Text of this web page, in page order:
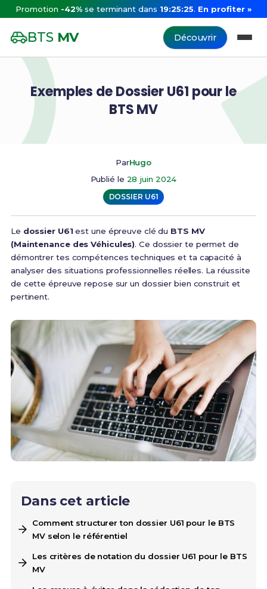
Promotion -42% se terminant dans 19:25:25. En profiter »
BTS MV Découvrir
Exemples de Dossier U61 pour le
BTS MV
ParHugo
Publié le 28 juin 2024
DOSSIER U61
Le dossier U61est une épreuve clé du BTS MV
(Maintenance des Véhicules). Ce dossier te permet de
démontrer tes compétences techniques et ta capacité à
analyser des situations professionnelles réelles. La réussite
de cette épreuve repose sur un dossier bien construit et
pertinent.
Dans cet article
Comment structurer ton dossier U61 pour le BTS
MV selon le référentiel
Les critères de notation du dossier U61 pour le BTS
MV